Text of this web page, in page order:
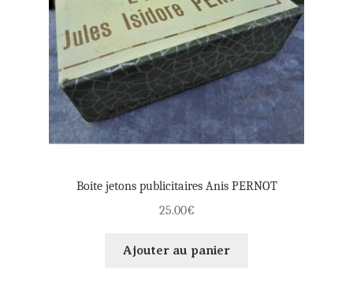
Boite jetons publicitaires Anis PERNOT
25.00€
Ajouter au panier